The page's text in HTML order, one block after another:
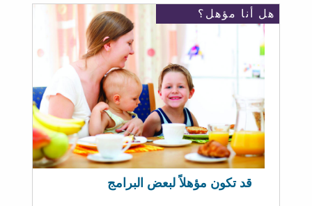
هل أنا مؤهل؟
قد تكون مؤهلاً لبعض البرامج